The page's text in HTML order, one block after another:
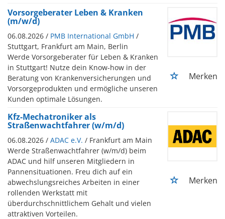
Vorsorgeberater Leben & Kranken
(m/w/d)
06.08.2026 / PMB International GmbH /
Stuttgart, Frankfurt am Main, Berlin
Werde Vorsorgeberater für Leben & Kranken
in Stuttgart! Nutze dein Know-how in der
Beratung von Krankenversicherungen und
Vorsorgeprodukten und ermögliche unseren
Kunden optimale Lösungen.
Merken
Kfz-Mechatroniker als
Straßenwachtfahrer (w/m/d)
06.08.2026 / ADAC e.V. / Frankfurt am Main
Werde Straßenwachtfahrer (w/m/d) beim
ADAC und hilf unseren Mitgliedern in
Pannensituationen. Freu dich auf ein
abwechslungsreiches Arbeiten in einer
rollenden Werkstatt mit
überdurchschnittlichem Gehalt und vielen
attraktiven Vorteilen.
Merken